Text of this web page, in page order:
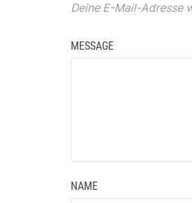
Deine E-Mail-Adresse
MESSAGE
NAME